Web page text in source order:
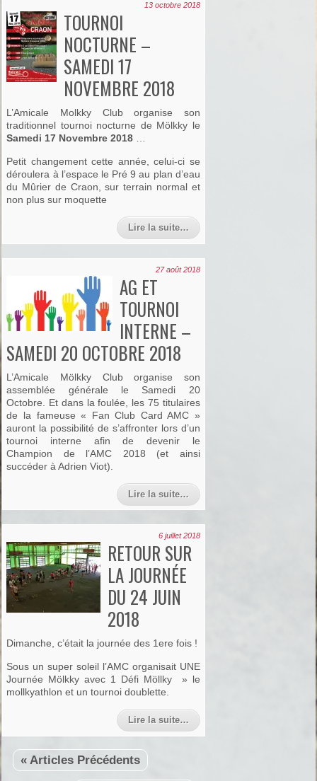
13 octobre 2018
TOURNOI
NOCTURNE –
SAMEDI 17
NOVEMBRE 2018
L’Amicale Molkky Club organise son
traditionnel tournoi nocturne de Mölkky le
Samedi 17 Novembre 2018
Petit changement cette année, celui-ci se
déroulera à l’espace le Pré 9 au plan d’eau
du Mûrier de Craon, sur terrain normal et
non plus sur moquette
Lire la suite…
27 août 2018
AG ET
TOURNOI
INTERNE –
SAMEDI 20 OCTOBRE 2018
L’Amicale Mölkky Club organise son
assemblée générale le Samedi 20
Octobre. Et dans la foulée, les 75 titulaires
de la fameuse « Fan Club Card AMC »
auront la possibilité de s’affronter lors d’un
tournoi interne afin de devenir le
Champion de l’AMC 2018 (et ainsi
succéder à Adrien Viot).
Lire la suite…
6 juillet 2018
RETOUR SUR
LA JOURNÉE
DU 24 JUIN
2018
Dimanche, c’était la journée des 1ere fois !
Sous un super soleil l’AMC organisait UNE
Journée Mölkky avec 1 Défi Möllky » le
mollkyathlon et un tournoi doublette.
Lire la suite…
« Articles Précédents